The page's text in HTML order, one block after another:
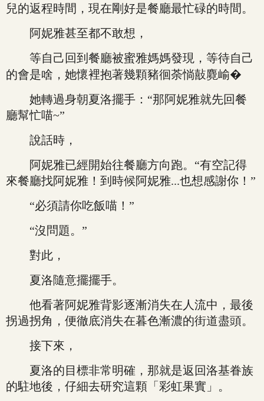
兒的返程時間，現在剛好是餐廳最忙碌的時間。
阿妮雅甚至都不敢想，
等自己回到餐廳被蜜雅媽媽發現，等待自己
的會是啥，她懷裡抱著幾顆豬徊荼惝敼麑崳�
她轉過身朝夏洛擺手：“那阿妮雅就先回餐
廳幫忙喵~”
說話時，
阿妮雅已經開始往餐廳方向跑。“有空記得
來餐廳找阿妮雅！到時候阿妮雅...也想感謝你！”
“必須請你吃飯喵！”
“沒問題。”
對此，
夏洛隨意擺擺手。
他看著阿妮雅背影逐漸消失在人流中，最後
拐過拐角，便徹底消失在暮色漸濃的街道盡頭。
接下來，
夏洛的目標非常明確，那就是返回洛基眷族
的駐地後，仔細去研究這顆「彩虹果實」。